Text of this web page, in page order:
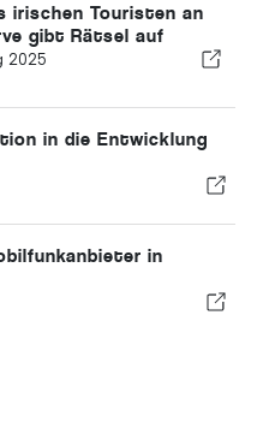
irischen Touristen an
gibt Rätsel auf
2025
in die Entwicklung
in